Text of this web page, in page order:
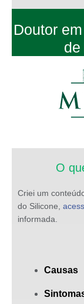
Doutor
O
Criei um
do Silicone,
informada.
Causas